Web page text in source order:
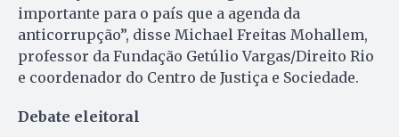
importante para o país que a agenda da
anticorrupção”, disse Michael Freitas Mohallem,
professor da Fundação Getúlio Vargas/Direito Rio
e coordenador do Centro de Justiça e Sociedade.
Debate eleitoral